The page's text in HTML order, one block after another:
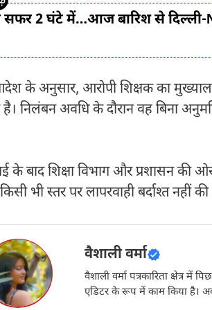
सफर 2 घंटे में…आज बारिश से दिल्ली-
के अनुसार, आरोपी शिक्षक का मुख्यालय
है। निलंबन अवधि के दौरान वह बिना
के बाद शिक्षा विभाग और प्रशासन की
भी स्तर पर लापरवाही बर्दाश्त
वैशाली वर्मा
वैशाली वर्मा पत्रकारिता क्षेत्र
एडिटर के रूप में काम किया है। अब